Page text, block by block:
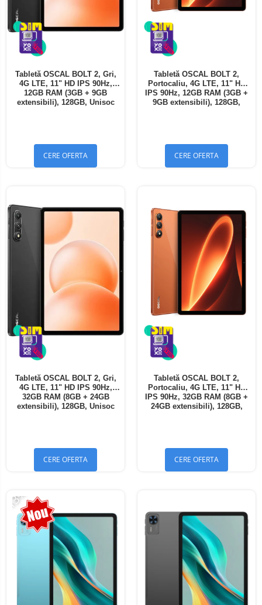
Tabletă OSCAL BOLT 2, Gri,
4G LTE, 11" HD IPS 90Hz,
12GB RAM (3GB + 9GB
extensibili), 128GB, Unisoc
CERE OFERTA
Tabletă OSCAL BOLT 2,
Portocaliu, 4G LTE, 11" HD
IPS 90Hz, 12GB RAM (3GB +
9GB extensibili), 128GB,
CERE OFERTA
Tabletă OSCAL BOLT 2, Gri,
4G LTE, 11" HD IPS 90Hz,
32GB RAM (8GB + 24GB
extensibili), 128GB, Unisoc
CERE OFERTA
Tabletă OSCAL BOLT 2,
Portocaliu, 4G LTE, 11" HD
IPS 90Hz, 32GB RAM (8GB +
24GB extensibili), 128GB,
CERE OFERTA
-13%